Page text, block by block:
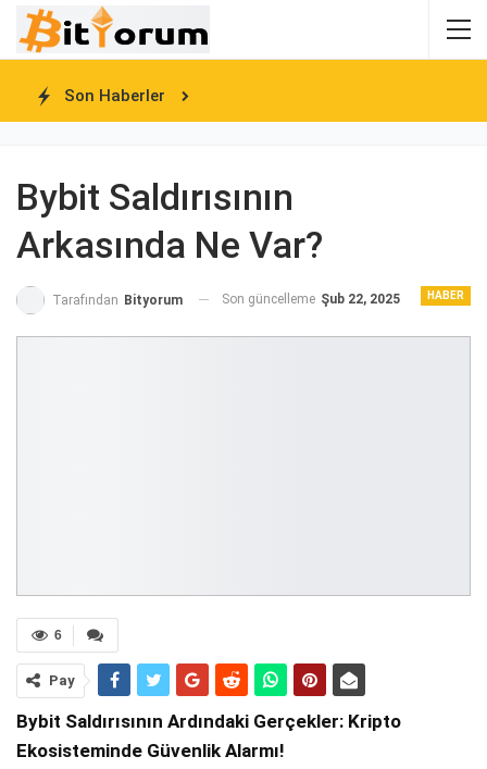
Son Haberler
Bybit Saldırısının
Arkasında Ne Var?
HABER
Tarafından Bityorum Son güncelleme Şub 22, 2025
6
Pay
Bybit Saldırısının Ardındaki Gerçekler: Kripto
Ekosisteminde Güvenlik Alarmı!